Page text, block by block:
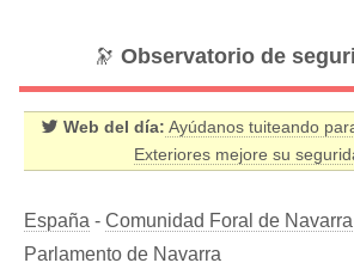
🔭 Observatorio de
Web del día: Ayúdanos tuiteando
Exteriores mejore su
España - Comunidad Foral de Navarra
Parlamento de Navarra